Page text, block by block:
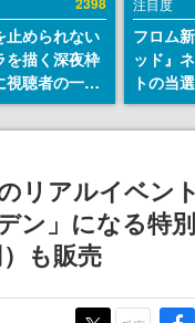
止められない
を描く深夜枠
視聴者の一部
見。違法薬物
しき描写も含
注目度
フロム
ッド』
トの当
時に発
マイペ
リアルイベン
ン」になる特
も販売